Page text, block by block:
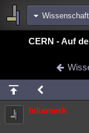
Wissenschaft
Bereiche
Chat Wiki
meine Rubriken
Menschen
CERN - Auf
felixmerk